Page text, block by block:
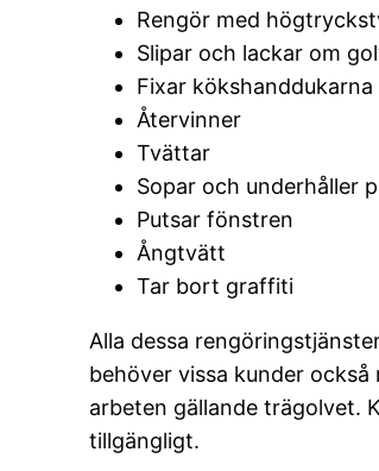
Rengör med
Slipar och lackar om
Fixar kökshanddukarna
Återvinner
Tvättar
Sopar och underhåller
Putsar fönstren
Ångtvätt
Tar bort graffiti
Alla dessa
behöver vissa kunder
arbeten gällande trägolvet.
tillgängligt.